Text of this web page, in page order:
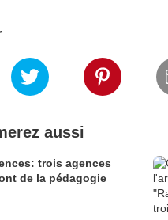
aussi
trois agences
de la pédagogie